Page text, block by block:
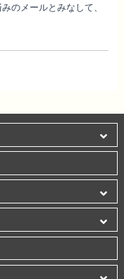
のメールとみなして、